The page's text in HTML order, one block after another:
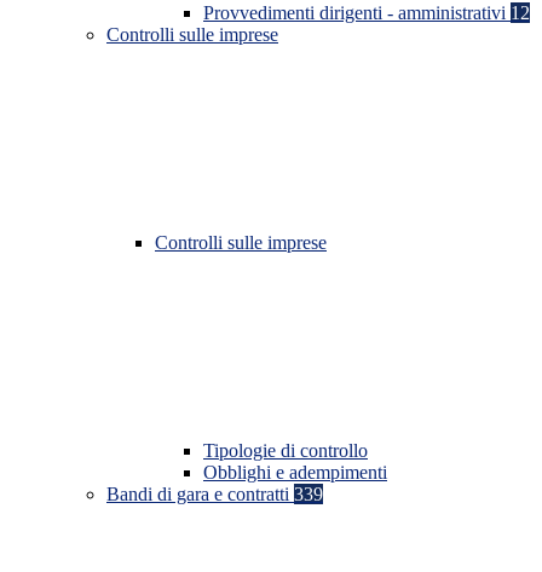
Provvedimenti dirigenti - amministrativi 12
Controlli sulle imprese
Controlli sulle imprese
Tipologie di controllo
Obblighi e adempimenti
Bandi di gara e contratti 339